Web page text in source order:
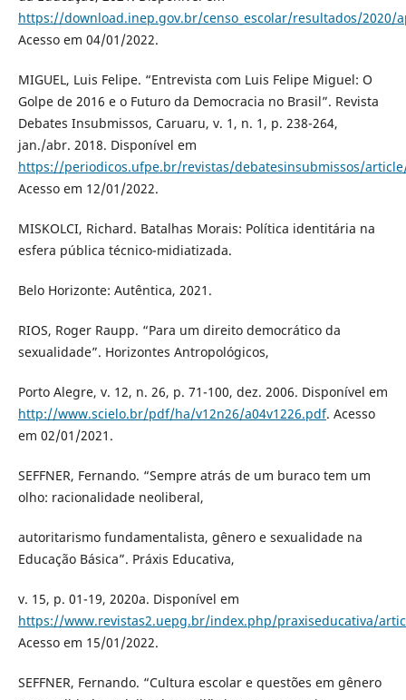
https://download.inep.gov.br/censo_escolar/resultados/2020/
Acesso em 04/01/2022.
MIGUEL, Luis Felipe. “Entrevista com Luis Felipe Miguel: O
Golpe de 2016 e o Futuro da Democracia no Brasil”. Revista
Debates Insubmissos, Caruaru, v. 1, n. 1, p. 238-264,
jan./abr. 2018. Disponível em
https://periodicos.ufpe.br/revistas/debatesinsubmissos/
Acesso em 12/01/2022.
MISKOLCI, Richard. Batalhas Morais: Política identitária na
esfera pública técnico-midiatizada.
Belo Horizonte: Autêntica, 2021.
RIOS, Roger Raupp. “Para um direito democrático da
sexualidade”. Horizontes Antropológicos,
Porto Alegre, v. 12, n. 26, p. 71-100, dez. 2006. Disponível em
http://www.scielo.br/pdf/ha/v12n26/a04v1226.pdf. Acesso
em 02/01/2021.
SEFFNER, Fernando. “Sempre atrás de um buraco tem um
olho: racionalidade neoliberal,
autoritarismo fundamentalista, gênero e sexualidade na
Educação Básica”. Práxis Educativa,
v. 15, p. 01-19, 2020a. Disponível em
https://www.revistas2.uepg.br/index.php/praxiseducativa/
Acesso em 15/01/2022.
SEFFNER, Fernando. “Cultura escolar e questões em gênero